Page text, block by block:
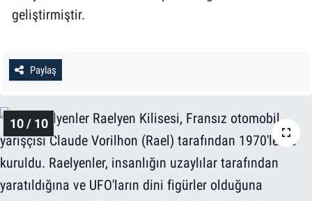
geliştirmiştir.
Paylaş
10 / 10